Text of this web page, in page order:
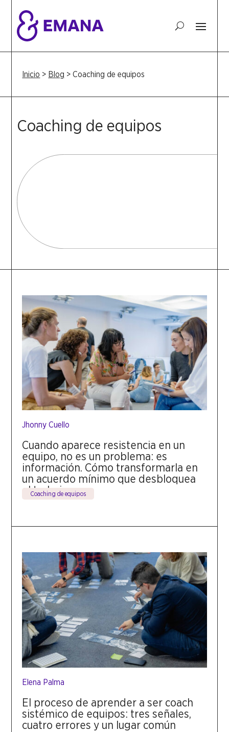
Inicio > Blog >Coaching de equipos
Coaching de equipos
Jhonny Cuello
Cuando aparece resistencia en un
equipo, no es un problema: es
información. Cómo transformarla en
un acuerdo mínimo que desbloquea
el trabajo.
Coaching de equipos
Elena Palma
El proceso de aprender a ser coach
sistémico de equipos: tres señales,
cuatro errores y un lugar común